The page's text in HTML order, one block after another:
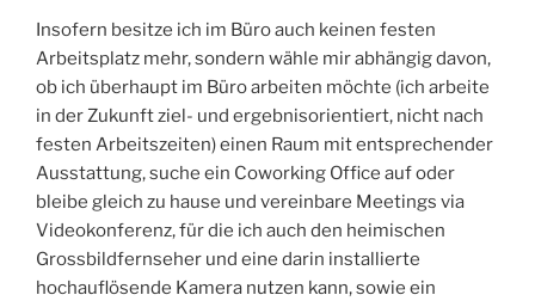
Insofern besitze ich im Büro auch keinen festen
Arbeitsplatz mehr, sondern wähle mir abhängig davon,
ob ich überhaupt im Büro arbeiten möchte (ich arbeite
in der Zukunft ziel- und ergebnisorientiert, nicht nach
festen Arbeitszeiten) einen Raum mit entsprechender
Ausstattung, suche ein Coworking Office auf oder
bleibe gleich zu hause und vereinbare Meetings via
Videokonferenz, für die ich auch den heimischen
Grossbildfernseher und eine darin installierte
hochauflösende Kamera nutzen kann, sowie ein